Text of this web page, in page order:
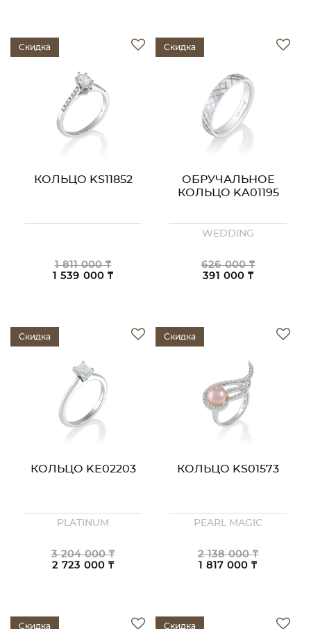
Скидка
КОЛЬЦО KS11852
1 811 000 ₸
1 539 000 ₸
Скидка
ОБРУЧАЛЬНОЕ
КОЛЬЦО KA01195
WEDDING
626 000 ₸
391 000 ₸
Скидка
КОЛЬЦО KE02203
PLATINUM
3 204 000 ₸
2 723 000 ₸
Скидка
КОЛЬЦО KS01573
PEARL MAGIC
2 138 000 ₸
1 817 000 ₸
Скидка Скидка